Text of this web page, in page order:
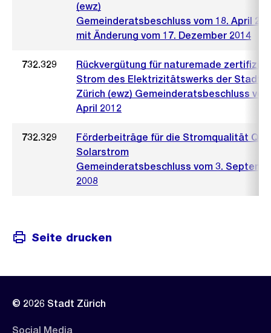
(ewz)
Gemeinderatsbeschluss vom 18. April
mit Änderung vom 17. Dezember 2014
732.329
Rückvergütung für naturemade
Strom des Elektrizitätswerks der Stadt
Zürich (ewz) Gemeinderatsbeschluss
April 2012
732.329
Förderbeiträge für die Stromqualität Q4,
Solarstrom
Gemeinderatsbeschluss vom 3.
2008
Seite drucken
© 2026 Stadt Zürich
Social Media